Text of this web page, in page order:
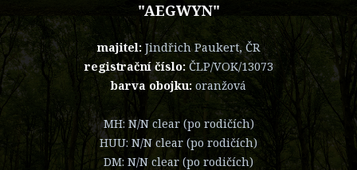
"AEGWYN"
majitel: Jindřich Paukert, ČR
registrační číslo: ČLP/VOK/13073
barva obojku: oranžová
MH: N/N clear (po rodičích)
HUU: N/N clear (po rodičích)
DM: N/N clear (po rodičích)